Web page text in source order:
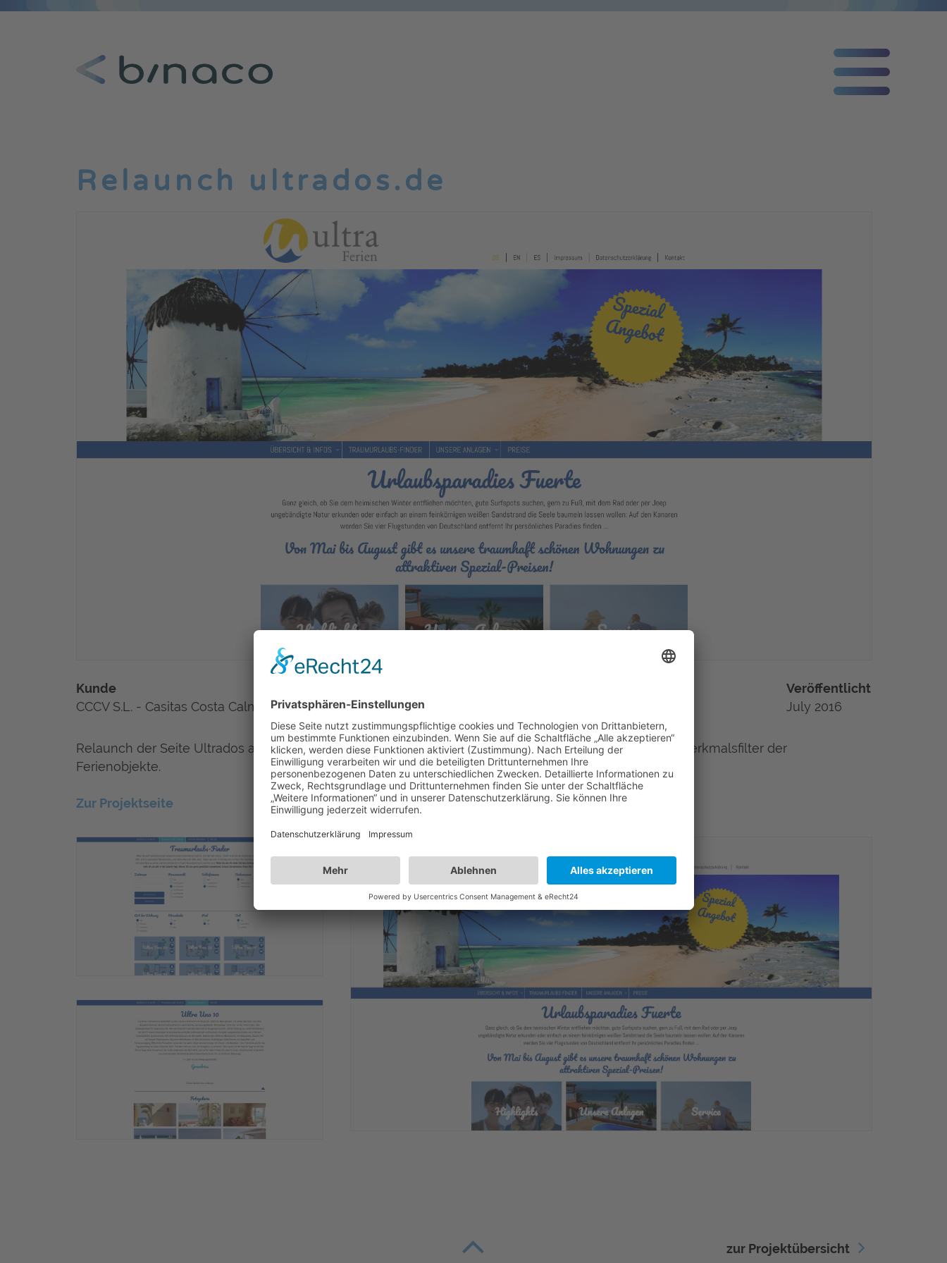
Relaunch ultrados.de
Kunde
CCCV S.L. - Casitas Costa Calma S.L.
Veröffentlicht
July 2016
Relaunch der Seite Ultrados als Typo3-Installation. Mehrsprachig und mit einem Verfügbarkeits- und Merkmalsfilter der
Ferienobjekte.
Zur Projektseite
zur Projektübersicht